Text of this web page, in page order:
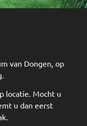
van Dongen, op
locatie. Mocht u
u dan eerst